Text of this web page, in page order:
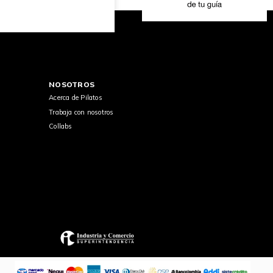
NOSOTROS
Acerca de Pilatos
Trabaja con nosotros
Collabs